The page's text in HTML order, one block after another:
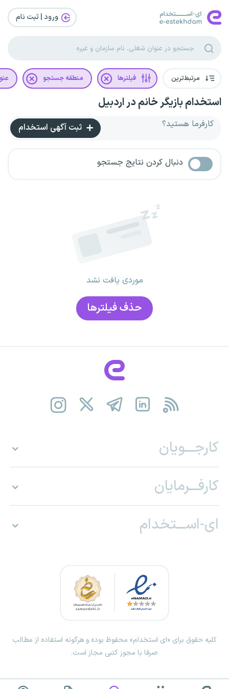
ورود | ثبت‌ نام
مرتبط‌ترین فیلترها منطقه جستجو
استخدام بازیگر خانم در اردبیل
کارفرما هستید؟ ثبت آگهی استخدام
دنبال کردن نتایج جستجو
موردی یافت نشد
حذف فیلتر‌ها
کارجـــویان
کارفـــرمایان
ای-اســـتخدام
کلیه حقوق برای «ای استخدام» محفوظ بوده و هرگونه استفاده از مطالب
صرفا با مجوز کتبی مجاز است.